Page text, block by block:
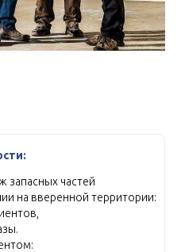
запасных частей
на вверенной территории: